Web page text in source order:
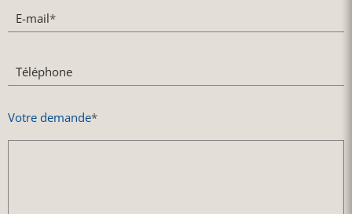
E-mail*
Téléphone
Votre demande*